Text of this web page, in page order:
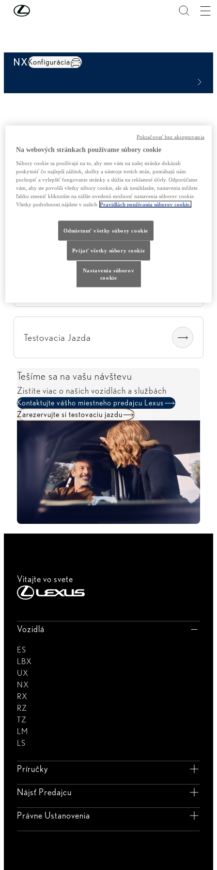
Skip to Main Content
NXKonfigurácia
Nakonfigurujte si svoj NX
Preskúmajte celú ponuku
Objavte Lexus
Testovacia Jazda
Tešíme sa na vašu návštevu
Zistite viac o našich vozidlách a službách
Kontaktujte vášho miestneho predajcu Lexus
Zarezervujte si testovaciu jazdu
Vitajte vo svete
Vozidlá
ES
LBX
UX
NX
RX
RZ
TZ
LM
LS
Príručky
Nájsť Predajcu
Právne Ustanovenia
Na webových stránkach používame súbory cookie
Súbory cookie sa používajú na to, aby sme vám na našej stránke dokázali
poskytnúť čo najlepší zážitok, služby a nástroje tretích strán, pomáhajú nám
pochopiť a vylepšiť fungovanie stránky a slúžia na reklamné účely. Odporúčame
vám, aby ste povolili všetky súbory cookie, ale ak nesúhlasíte, nastavenia môžete
ľahko zmeniť kliknutím na nižšie uvedenú možnosť nastavenia súborov cookie.
Všetky podrobnosti nájdete v našich Pravidlách používania súborov cookie.
Odmietnuť všetky súbory cookie
Prijať všetky súbory cookie
Nastavenia súborov
cookie
Pokračovať bez akceptovania